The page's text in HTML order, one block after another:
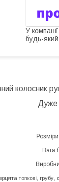
У
будь-
колосник
Дуже
Вага
топкові, грубу,